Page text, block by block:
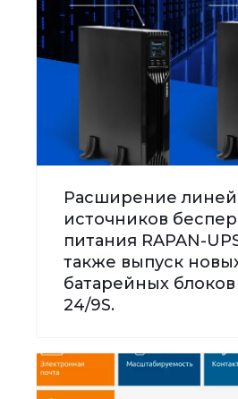
Расширение
источников
питания RAPAN-
также выпуск
батарейных блоков
24/9S.